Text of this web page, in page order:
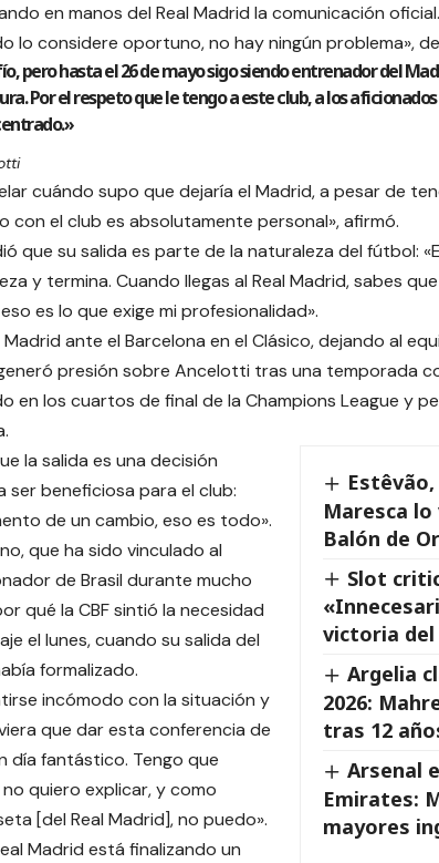
en manos del Real Madrid la comunicación
lo considere oportuno, no hay ningún problema»,
pero hasta el 26 de mayo sigo siendo entrenador del
Por el respeto que le tengo a este club, a los
cuándo supo que dejaría el Madrid, a pesar de
con el club es absolutamente personal», afirmó.
que su salida es parte de la naturaleza del fútbol:
y termina. Cuando llegas al Real Madrid, sabes
es lo que exige mi profesionalidad».
ante el Barcelona en el Clásico, dejando al
presión sobre Ancelotti tras una temporada
en los cuartos de final de la Champions League y
Maresca
Balón de
Slot
victoria
Argelia
2026:
tras 12
Arsenal
Emirates:
mayores
la salida es una decisión
ser beneficiosa para el club:
de un cambio, eso es todo».
que ha sido vinculado al
de Brasil durante mucho
qué la CBF sintió la necesidad
el lunes, cuando su salida del
formalizado.
incómodo con la situación y
que dar esta conferencia de
día fantástico. Tengo que
quiero explicar, y como
[del Real Madrid], no puedo».
Madrid está finalizando un